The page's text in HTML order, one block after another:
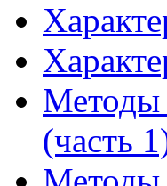
Методы
(часть